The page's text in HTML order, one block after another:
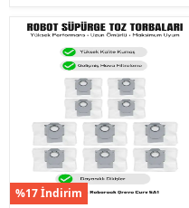
%17 İndirim